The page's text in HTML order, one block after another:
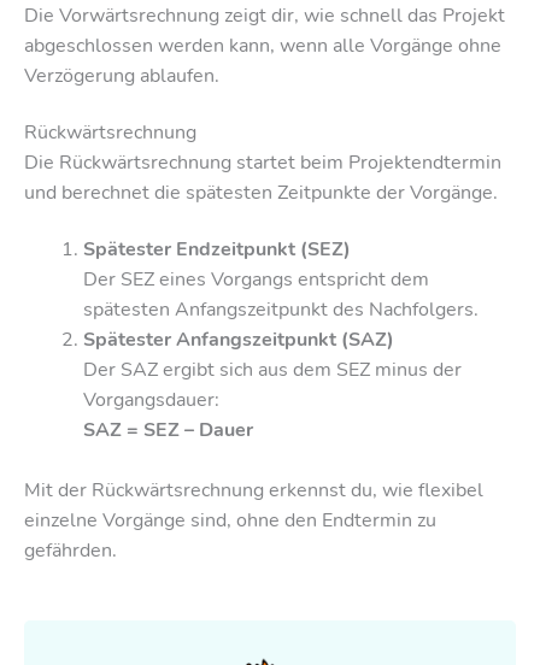
Die Vorwärtsrechnung zeigt dir, wie schnell das Projekt
abgeschlossen werden kann, wenn alle Vorgänge ohne
Verzögerung ablaufen.
Rückwärtsrechnung
Die Rückwärtsrechnung startet beim Projektendtermin
und berechnet die spätesten Zeitpunkte der Vorgänge.
Spätester Endzeitpunkt (SEZ)
Der SEZ eines Vorgangs entspricht dem
spätesten Anfangszeitpunkt des Nachfolgers.
Spätester Anfangszeitpunkt (SAZ)
Der SAZ ergibt sich aus dem SEZ minus der
Vorgangsdauer:
SAZ = SEZ – Dauer
Mit der Rückwärtsrechnung erkennst du, wie flexibel
einzelne Vorgänge sind, ohne den Endtermin zu
gefährden.